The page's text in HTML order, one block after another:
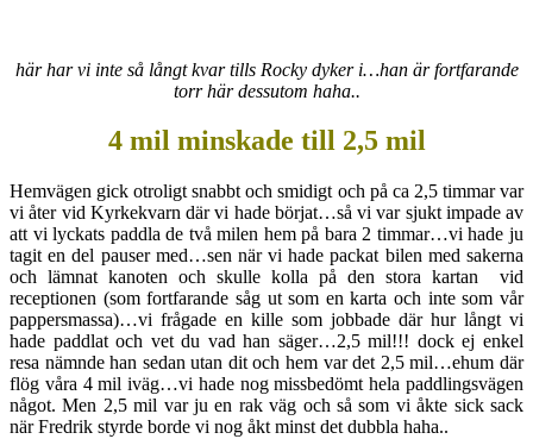
här har vi inte så långt kvar tills Rocky dyker i…han är fortfarande
torr här dessutom haha..
4 mil minskade till 2,5 mil
Hemvägen gick otroligt snabbt och smidigt och på ca 2,5 timmar var
vi åter vid Kyrkekvarn där vi hade börjat…så vi var sjukt impade av
att vi lyckats paddla de två milen hem på bara 2 timmar…vi hade ju
tagit en del pauser med…sen när vi hade packat bilen med sakerna
och lämnat kanoten och skulle kolla på den stora kartan vid
receptionen (som fortfarande såg ut som en karta och inte som vår
pappersmassa)…vi frågade en kille som jobbade där hur långt vi
hade paddlat och vet du vad han säger…2,5 mil!!! dock ej enkel
resa nämnde han sedan utan dit och hem var det 2,5 mil…ehum där
flög våra 4 mil iväg…vi hade nog missbedömt hela paddlingsvägen
något. Men 2,5 mil var ju en rak väg och så som vi åkte sick sack
när Fredrik styrde borde vi nog åkt minst det dubbla haha..